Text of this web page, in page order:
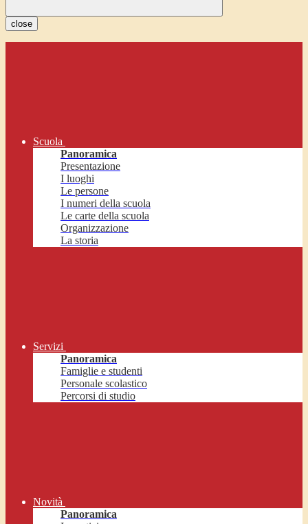
close
Scuola
Panoramica
Presentazione
I luoghi
Le persone
I numeri della scuola
Le carte della scuola
Organizzazione
La storia
Servizi
Panoramica
Famiglie e studenti
Personale scolastico
Percorsi di studio
Novità
Panoramica